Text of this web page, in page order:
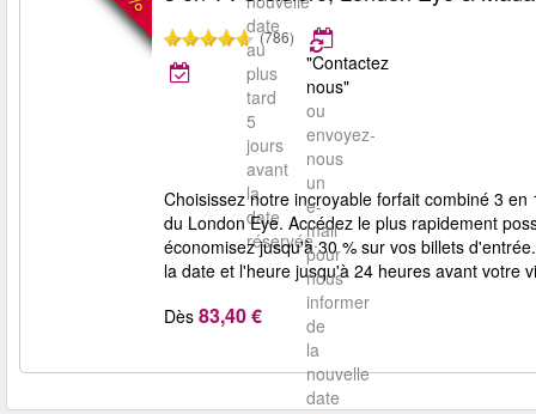
date
au
plus
tard
5
jours
avant
la
date
réservée.
(786)
"Contactez
nous"
ou
envoyez-
nous
un
e-
mail
pour
nous
informer
de
la
nouvelle
date
Choisissez notre incroyable forfait combiné 3
du London Eye. Accédez le plus rapidement
économisez jusqu'à 30 % sur vos billets
la date et l'heure jusqu'à 24 heures avant votre
Dès 83,40 €